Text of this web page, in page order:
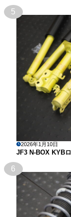
5
2026年1月10日
JF3 N-BOX KYB
6